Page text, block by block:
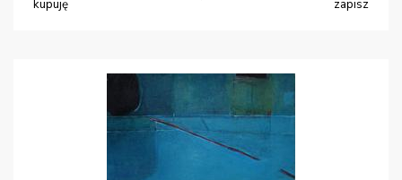
kupuję zapisz